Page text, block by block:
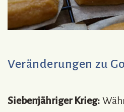
Veränderungen zu
Siebenjähriger Krieg: